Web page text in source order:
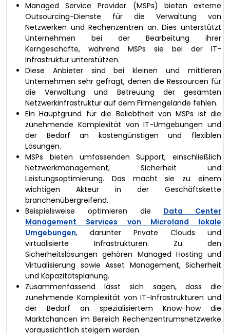
Managed Service Provider (MSPs) bieten externe
Outsourcing-Dienste für die Verwaltung von
Netzwerken und Rechenzentren an. Dies unterstützt
Unternehmen bei der Bearbeitung ihrer
Kerngeschäfte, während MSPs sie bei der IT-
Infrastruktur unterstützen.
Diese Anbieter sind bei kleinen und mittleren
Unternehmen sehr gefragt, denen die Ressourcen für
die Verwaltung und Betreuung der gesamten
Netzwerkinfrastruktur auf dem Firmengelände fehlen.
Ein Hauptgrund für die Beliebtheit von MSPs ist die
zunehmende Komplexität von IT-Umgebungen und
der Bedarf an kostengünstigen und flexiblen
Lösungen.
MSPs bieten umfassenden Support, einschließlich
Netzwerkmanagement, Sicherheit und
Leistungsoptimierung. Das macht sie zu einem
wichtigen Akteur in der Geschäftskette
branchenübergreifend.
Beispielsweise optimieren die Data Center
Management Services von Microland lokale
Umgebungen, darunter Private Clouds und
virtualisierte Infrastrukturen. Zu den
Sicherheitslösungen gehören Managed Hosting und
Virtualisierung sowie Asset Management, Sicherheit
und Kapazitätsplanung.
Zusammenfassend lässt sich sagen, dass die
zunehmende Komplexität von IT-Infrastrukturen und
der Bedarf an spezialisiertem Know-how die
Marktchancen im Bereich Rechenzentrumsnetzwerke
voraussichtlich steigern werden.